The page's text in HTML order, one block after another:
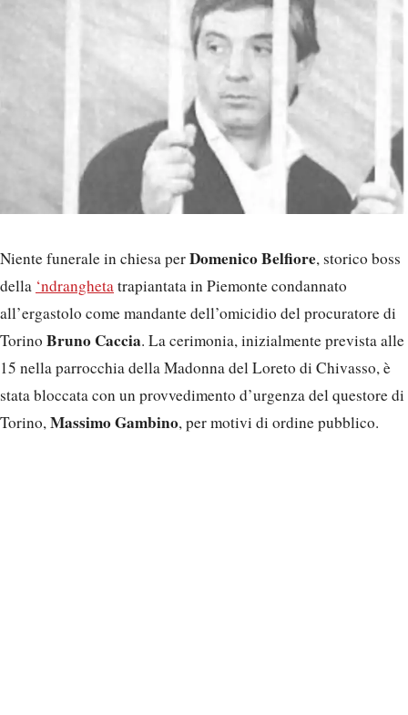
Niente funerale in chiesa perDomenico Belfiore, storico boss
della ‘ndranghetatrapiantata in Piemonte condannato
all’ergastolo come mandante dell’omicidio del procuratore di
Torino Bruno Caccia. La cerimonia, inizialmente prevista alle
15 nella parrocchia della Madonna del Loreto di Chivasso, è
stata bloccata con un provvedimento d’urgenza del questore di
Torino,Massimo Gambino, per motivi di ordine pubblico.